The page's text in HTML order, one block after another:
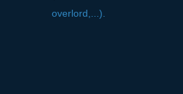
overlord,...).